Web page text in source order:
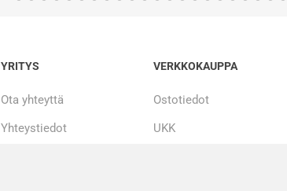
YRITYS
Ota yhteyttä
Yhteystiedot
VERKKOKAUPPA
Ostotiedot
UKK